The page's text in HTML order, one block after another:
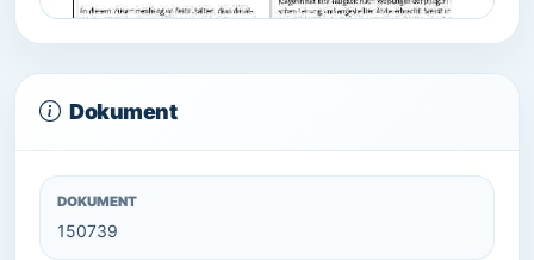
Dokument
DOKUMENT
150739